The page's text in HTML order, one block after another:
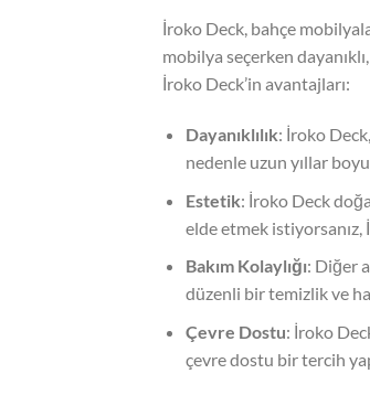
İroko Deck, bahçe
mobilya seçerken
İroko Deck’in avantajları:
Dayanıklılık: İroko
nedenle uzun yıllar
Estetik: İroko Deck
elde etmek istiyorsanız,
Bakım Kolaylığı: Diğer
düzenli bir temizlik ve
Çevre Dostu: İroko
çevre dostu bir tercih